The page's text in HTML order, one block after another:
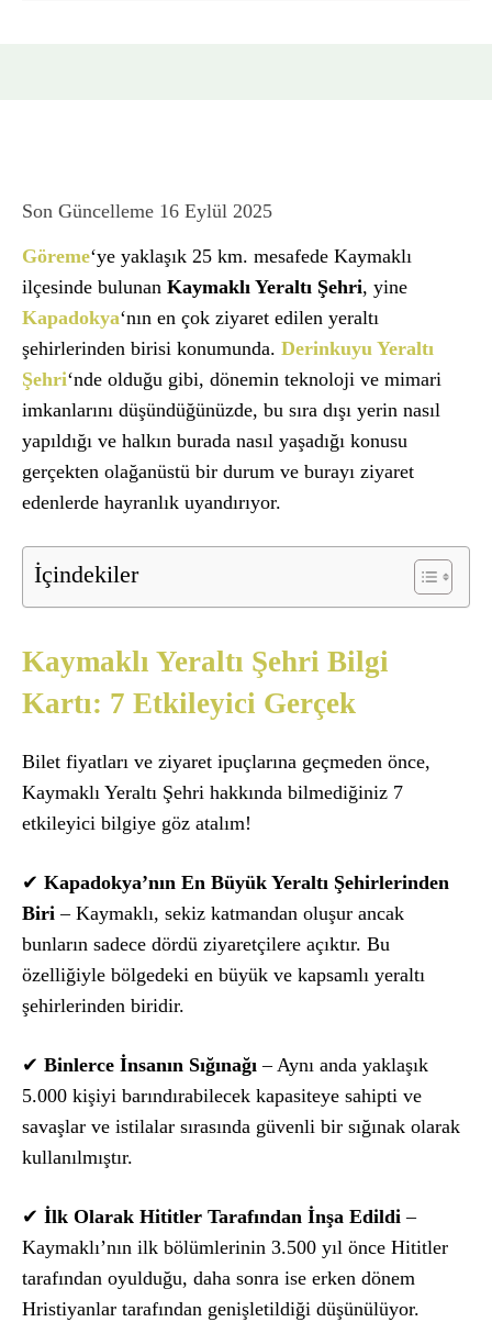
Son Güncelleme 16 Eylül 2025
Göreme‘ye yaklaşık 25 km. mesafede Kaymaklı
ilçesinde bulunan Kaymaklı Yeraltı Şehri, yine
Kapadokya‘nın en çok ziyaret edilen yeraltı
şehirlerinden birisi konumunda. Derinkuyu Yeraltı
Şehri‘nde olduğu gibi, dönemin teknoloji ve mimari
imkanlarını düşündüğünüzde, bu sıra dışı yerin nasıl
yapıldığı ve halkın burada nasıl yaşadığı konusu
gerçekten olağanüstü bir durum ve burayı ziyaret
edenlerde hayranlık uyandırıyor.
İçindekiler
Kaymaklı Yeraltı Şehri Bilgi
Kartı: 7 Etkileyici Gerçek
Bilet fiyatları ve ziyaret ipuçlarına geçmeden önce,
Kaymaklı Yeraltı Şehri hakkında bilmediğiniz 7
etkileyici bilgiye göz atalım!
✔ Kapadokya’nın En Büyük Yeraltı Şehirlerinden
Biri – Kaymaklı, sekiz katmandan oluşur ancak
bunların sadece dördü ziyaretçilere açıktır. Bu
özelliğiyle bölgedeki en büyük ve kapsamlı yeraltı
şehirlerinden biridir.
✔ Binlerce İnsanın Sığınağı – Aynı anda yaklaşık
5.000 kişiyi barındırabilecek kapasiteye sahipti ve
savaşlar ve istilalar sırasında güvenli bir sığınak olarak
kullanılmıştır.
✔ İlk Olarak Hititler Tarafından İnşa Edildi –
Kaymaklı’nın ilk bölümlerinin 3.500 yıl önce Hititler
tarafından oyulduğu, daha sonra ise erken dönem
Hristiyanlar tarafından genişletildiği düşünülüyor.